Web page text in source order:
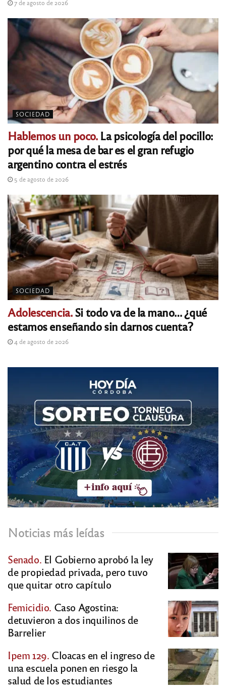
7 de agosto de 2026
SOCIEDAD
Hablemos un poco.La psicología del pocillo:
por qué la mesa de bar es el gran refugio
argentino contra el estrés
5 de agosto de 2026
SOCIEDAD
Adolescencia.Si todo va de la mano… ¿qué
estamos enseñando sin darnos cuenta?
4 de agosto de 2026
Noticias más leídas
Senado. El Gobierno aprobó la ley
de propiedad privada, pero tuvo
que quitar otro capítulo
Femicidio. Caso Agostina:
detuvieron a dos inquilinos de
Barrelier
Ipem 129. Cloacas en el ingreso de
una escuela ponen en riesgo la
salud de los estudiantes